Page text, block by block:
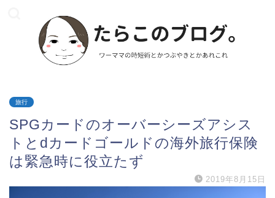
旅行
SPGカードのオーバーシーズアシス
トとdカードゴールドの海外旅行保険
は緊急時に役立たず
2019年8月15日